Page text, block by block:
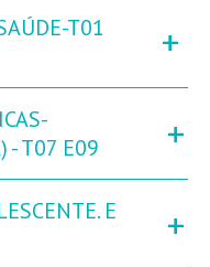
T01
+
- T07 E09
+
E
+